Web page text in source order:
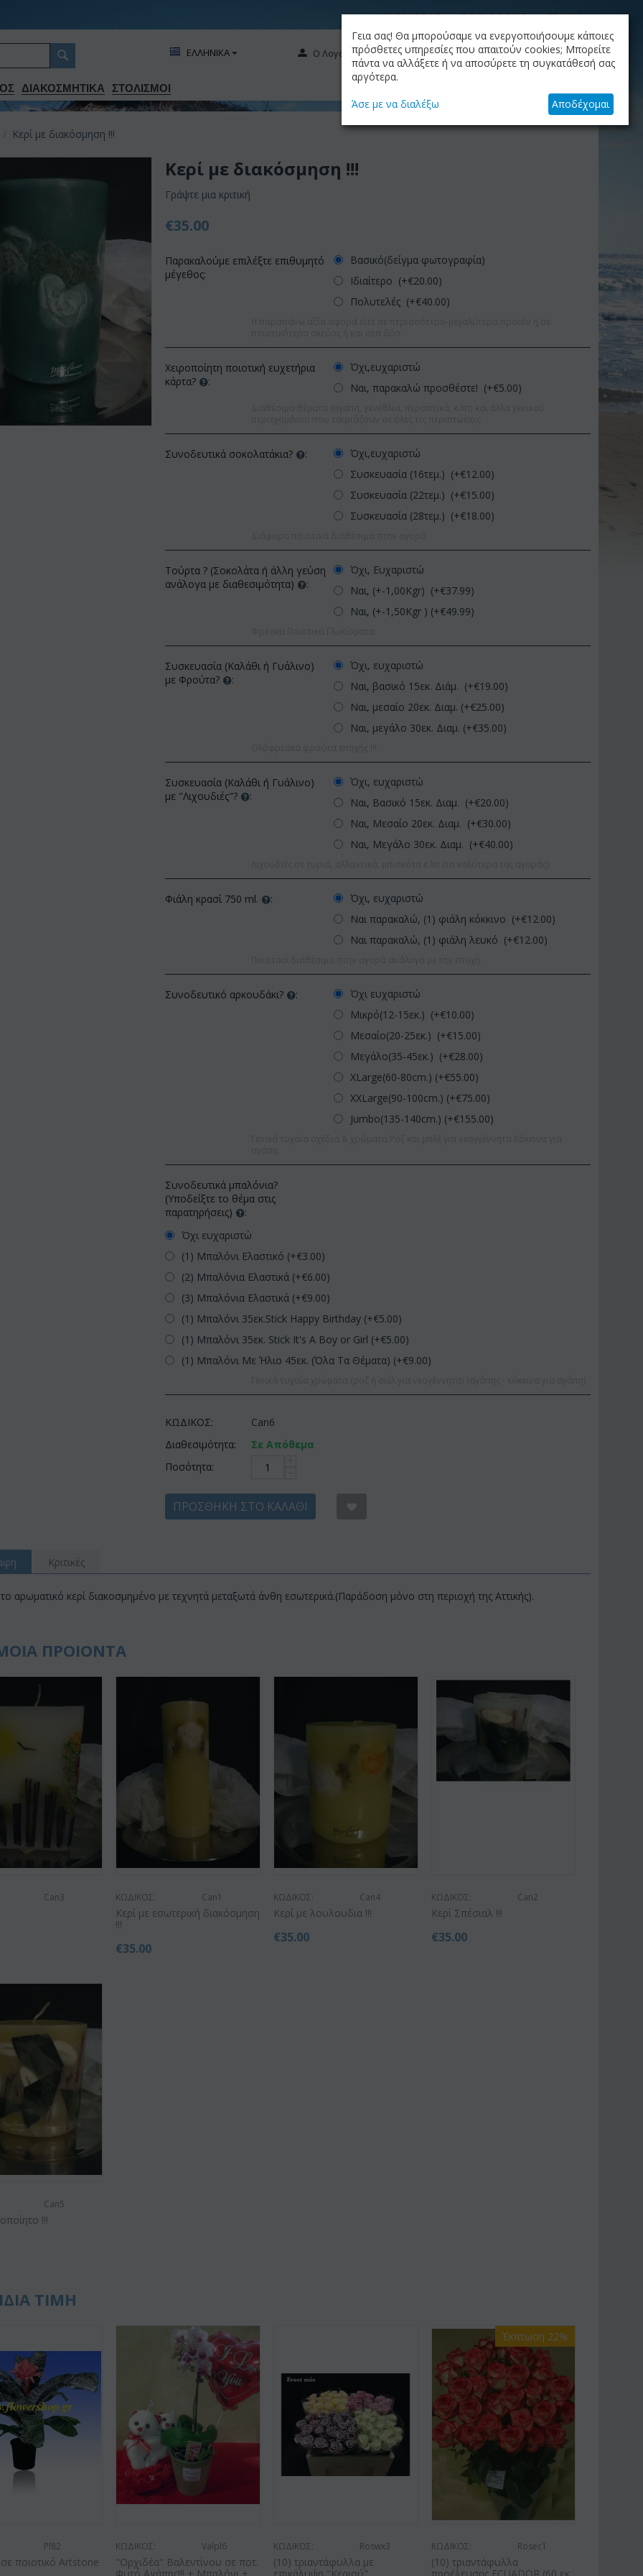
ΚΑΤΑΛΟΓΟΣ ΤΟ BLOG ΜΑΣ ΕΤΑΙΡΙΑ
ΔΙΑΚΟΣΜΗΤΙΚA ΣΤΟΛΙΣΜΟΙ
Ο Λογαριασμός μου
ΕΛΛΗΝΙΚΑ
+30.210.9319884
ΚΑΛΆΘΙ
Το καλάθι είναι άδειο
Κερί με διακόσμηση !!!
Έκπτωση 9%
ΚΩΔΙΚΟΣ: Af13
Έκπτωση 11%
ΚΩΔΙΚΟΣ: Afp1
Ορχιδέα φαλαίνοψις σε
γυάλινο βάζο
€
Κερί με διακόσμηση !!!
Γράψτε μια κριτική
€35.00
Παρακαλούμε επιλέξτε επιθυμητό
μέγεθος:
Βασικό(δείγμα φωτογραφία)
Ιδιαίτερο (+€20.00)
Πολυτελές (+€40.00)
Χειροποίητη ποιοτική ευχετήρια
κάρτα?
:
Όχι,ευχαριστώ
Ναι, παρακαλώ προσθέστε! (+€5.00)
Συνοδευτικά σοκολατάκια? :
Όχι,ευχαριστώ
Συσκευασία (16τεμ.) (+€12.00)
Συσκευασία (22τεμ.) (+€15.00)
Συσκευασία (28τεμ.) (+€18.00)
Τούρτα ? (Σοκολάτα ή άλλη γεύση
ανάλογα με διαθεσιμότητα)
:
Όχι, Ευχαριστώ
Ναι, (+-1,00Kgr) (+€37.99)
Ναι, (+-1,50Kgr ) (+€49.99)
Συσκευασία (Καλάθι ή Γυάλινο)
με Φρούτα?
:
Όχι, ευχαριστώ
Ναι, βασικό 15εκ. Διάμ. (+€19.00)
Ναι, μεσαίο 20εκ. Διαμ. (+€25.00)
Ναι, μεγάλο 30εκ. Διαμ. (+€35.00)
Συσκευασία (Καλάθι ή Γυάλινο)
με "Λιχουδιές"?
:
Όχι, ευχαριστώ
Ναι, Βασικό 15εκ. Διαμ. (+€20.00)
Ναι, Μεσαίο 20εκ. Διαμ. (+€30.00)
Ναι, Μεγάλο 30εκ. Διαμ. (+€40.00)
Φιάλη κρασί 750 ml. :
Όχι, ευχαριστώ
Ναι παρακαλώ, (1) φιάλη κόκκινο (+€12.00)
Ναι παρακαλώ, (1) φιάλη λευκό (+€12.00)
Συνοδευτικό αρκουδάκι? :
Όχι ευχαριστώ
Μικρό(12-15εκ.) (+€10.00)
Μεσαίο(20-25εκ.) (+€15.00)
Μεγάλο(35-45εκ.) (+€28.00)
XLarge(60-80cm.) (+€55.00)
XXLarge(90-100cm.) (+€75.00)
Jumbo(135-140cm.) (+€155.00)
Συνοδευτικά μπαλόνια?
(Υποδείξτε το θέμα στις
παρατηρήσεις)
:
Όχι ευχαριστώ
(1) Μπαλόνι Ελαστικό (+€3.00)
(2) Μπαλόνια Ελαστικά (+€6.00)
(3) Μπαλόνια Ελαστικά (+€9.00)
(1) Μπαλόνι 35εκ.Stick Happy Birthday (+€5.00)
(1) Μπαλόνι 35εκ. Stick It's A Boy or Girl (+€5.00)
(1) Μπαλόνι Με Ήλιο 45εκ. (Όλα Τα Θέματα) (+€9.00)
ΚΩΔΙΚΟΣ:
Can6
Διαθεσιμότητα:
Σε Απόθεμα
Ποσότητα:
ΠΡΟΣΘΉΚΗ ΣΤΟ ΚΑΛΆΘΙ
Κριτικές
αρωματικό κερί διακοσμημένο με τεχνητά μεταξωτά άνθη εσωτερικά.(Παράδοση μόνο στη περιοχή της Αττικής).
ΠΡΟΙΟΝΤΑ
Can3 ΚΩΔΙΚΟΣ: Can1
Κερί με εσωτερική διακόσμηση
!!!
€35.00
ΚΩΔΙΚΟΣ: Can4
Κερί με λουλουδια !!!
€35.00
ΚΩΔΙΚΟΣ: Can2
Κερί Σπέσιαλ !!!
€35.00
Can5
!!!
ΤΙΜΗ
Pl82
ποιοτικό Artstone
ΚΩΔΙΚΟΣ: Valpl6
"Ορχιδέα" Βαλεντίνου σε ποτ.
ΚΩΔΙΚΟΣ: Roswx3
(10) τριαντάφυλλα με
Έκπτωση 22%
ΚΩΔΙΚΟΣ: Rosec1
(10) τριαντάφυλλα
Γεια σας! Θα μπορούσαμε να ενεργοποιήσουμε κάποιες
πρόσθετες υπηρεσίες που απαιτούν cookies; Μπορείτε
πάντα να αλλάξετε ή να αποσύρετε τη συγκατάθεσή σας
αργότερα.
Άσε με να διαλέξω Αποδέχομαι